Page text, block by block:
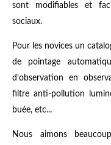
sont modifiables et
sociaux.
Pour les novices un
de pointage
d'observation en
filtre anti-pollution
buée, etc...
Nous aimons